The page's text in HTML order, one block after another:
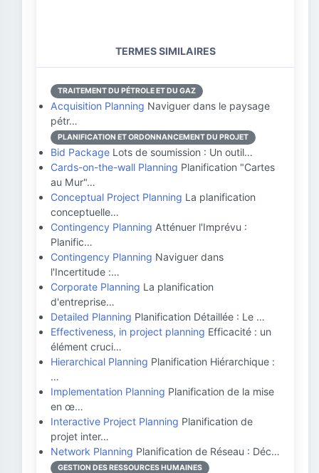
TERMES SIMILAIRES
TRAITEMENT DU PÉTROLE ET DU GAZ
Acquisition Planning Naviguer dans le paysage
pétr…
PLANIFICATION ET ORDONNANCEMENT DU PROJET
Bid Package Lots de soumission : Un outil…
Cards-on-the-wall Planning Planification "Cartes
au Mur"…
Conceptual Project Planning La planification
conceptuelle…
Contingency Planning Atténuer l'Imprévu :
Planific…
Contingency Planning Naviguer dans
l'Incertitude :…
Corporate Planning La planification
d'entreprise…
Detailed Planning Planification Détaillée : Le …
Effectiveness, in project planning Efficacité : un
élément cruci…
Hierarchical Planning Planification Hiérarchique :
…
Implementation Planning Planification de la mise
en œ…
Interactive Project Planning Planification de
projet inter…
Network Planning Planification de Réseau : Déc…
GESTION DES RESSOURCES HUMAINES